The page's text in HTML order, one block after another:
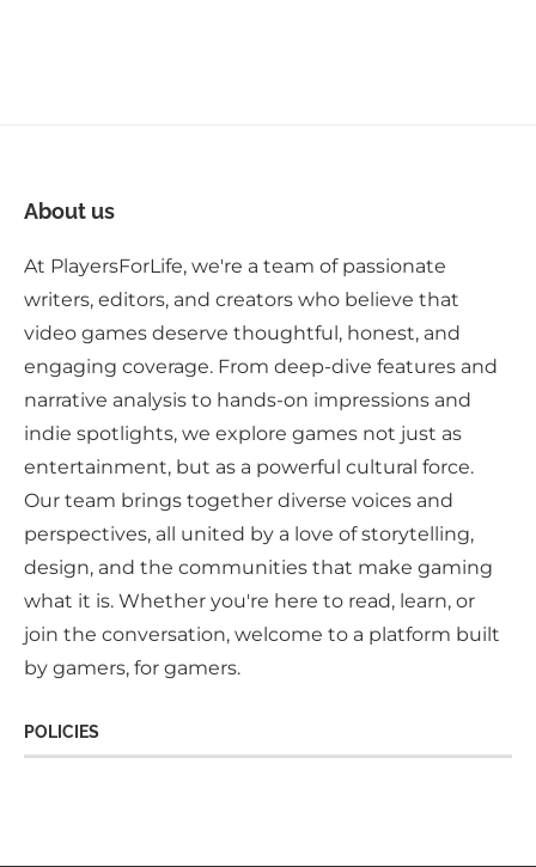
About us
At PlayersForLife, we're a team of passionate
writers, editors, and creators who believe that
video games deserve thoughtful, honest, and
engaging coverage. From deep-dive features and
narrative analysis to hands-on impressions and
indie spotlights, we explore games not just as
entertainment, but as a powerful cultural force.
Our team brings together diverse voices and
perspectives, all united by a love of storytelling,
design, and the communities that make gaming
what it is. Whether you're here to read, learn, or
join the conversation, welcome to a platform built
by gamers, for gamers.
POLICIES